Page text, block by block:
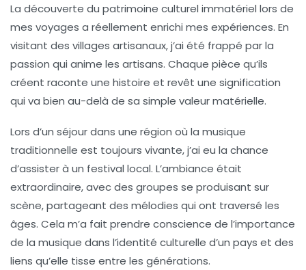
La découverte du patrimoine culturel immatériel lors de
mes voyages a réellement enrichi mes expériences. En
visitant des villages artisanaux, j’ai été frappé par la
passion qui anime les artisans. Chaque pièce qu’ils
créent raconte une histoire et revêt une signification
qui va bien au-delà de sa simple valeur matérielle.
Lors d’un séjour dans une région où la musique
traditionnelle est toujours vivante, j’ai eu la chance
d’assister à un festival local. L’ambiance était
extraordinaire, avec des groupes se produisant sur
scène, partageant des mélodies qui ont traversé les
âges. Cela m’a fait prendre conscience de l’importance
de la musique dans l’identité culturelle d’un pays et des
liens qu’elle tisse entre les générations.